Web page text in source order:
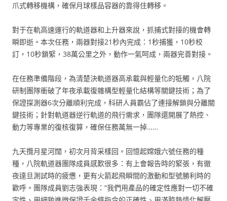
爪式轉移機構，確保月球樣品容器的靠得住轉移。
對于在軌高速運行的軌道器和上升器來說，抓捕式對接的機會轉
瞬即逝。本次任務，兩器對接21秒內完成：1秒捕獲，10秒校
訂，10秒鎖緊，38萬公里之外，動作一氣呵成，兩器完善對接。
在任務準備階段，為清楚決軌道器高承載與輕量化的牴觸，八院
研制團隊衝破了年夜承載復雜構型輕量化結構等關鍵技術；為了
保證探測器6次分離順利完成，科研人員霸佔了連接解鎖與分離關
鍵技術；針對軌道器逆行軌道的飛行需求，團隊還開展了熱控、
動力等專業的復核復算，確保任務萬無一掉……
九天攬月星河闊，初次月背采樣回。回憶起嫦娥六號任務的種
種，八院軌道器團隊成員感歎很多：有上會報告時的緊張，有徹
夜達旦測試時的疲憊，更有火箭起飛瞬間的激動和型號勝利時的
歡呼。團隊成員劉志強表現：“我們用產品的確定性應對一切不確